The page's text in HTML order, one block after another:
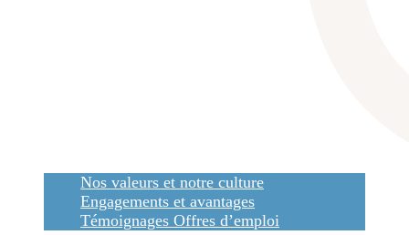
Nos valeurs et notre culture
Engagements et avantages
Témoignages Offres d’emploi